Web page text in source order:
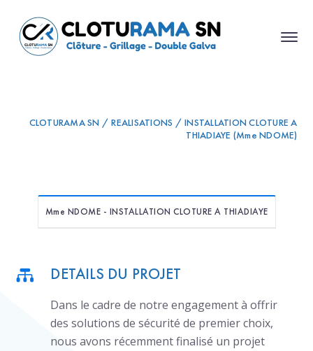
CLOTURAMA SN / REALISATIONS / INSTALLATION CLOTURE A
THIADIAYE (Mme NDOME)
Mme NDOME - INSTALLATION CLOTURE A THIADIAYE
DETAILS DU PROJET
Dans le cadre de notre engagement à offrir
des solutions de sécurité de premier choix,
nous avons récemment finalisé un projet